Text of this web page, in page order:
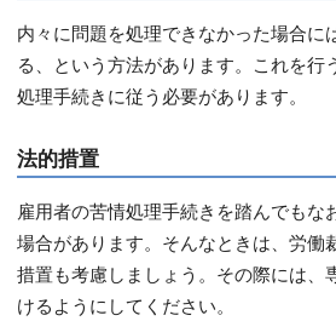
内々に問題を処理できなかった場合に
る、という方法があります。これを行
処理手続きに従う必要があります。
法的措置
雇用者の苦情処理手続きを踏んでもな
場合があります。そんなときは、労働
措置も考慮しましょう。その際には、
けるようにしてください。